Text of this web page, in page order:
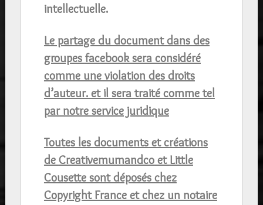
intellectuelle.
Le partage du document dans des
groupes facebooksera considéré
comme une violation des droits
d’auteur. et il sera traité comme tel
par notre service juridique
Toutes les documents et créations
de Creativemumandcoet Little
Cousette sont déposés chez
Copyright France et chez un notaire